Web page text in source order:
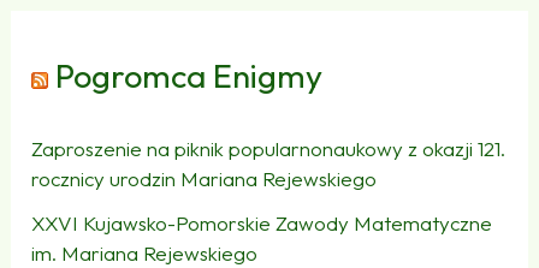
Pogromca Enigmy
Zaproszenie na piknik popularnonaukowy z okazji 121.
rocznicy urodzin Mariana Rejewskiego
XXVI Kujawsko-Pomorskie Zawody Matematyczne
im. Mariana Rejewskiego